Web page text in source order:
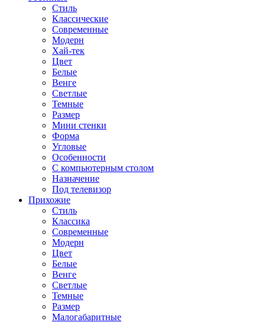
Стиль
Классические
Современные
Модерн
Хай-тек
Цвет
Белые
Венге
Светлые
Темные
Размер
Мини стенки
Форма
Угловые
Особенности
С компьютерным столом
Назначение
Под телевизор
Прихожие
Стиль
Классика
Современные
Модерн
Цвет
Белые
Венге
Светлые
Темные
Размер
Малогабаритные